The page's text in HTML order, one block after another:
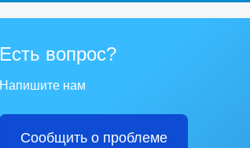
Есть вопрос?
Напишите нам
Сообщить о проблеме